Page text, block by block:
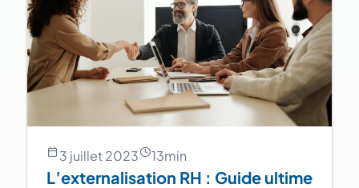
3 juillet 2023 13min
L’externalisation RH : Guide ultime